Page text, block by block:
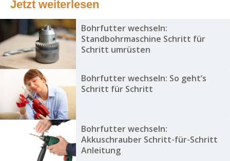
Jetzt weiterlesen
Bohrfutter wechseln:
Standbohrmaschine Schritt für
Schritt umrüsten
Bohrfutter wechseln: So geht’s
Schritt für Schritt
Bohrfutter wechseln:
Akkuschrauber Schritt-für-Schritt
Anleitung